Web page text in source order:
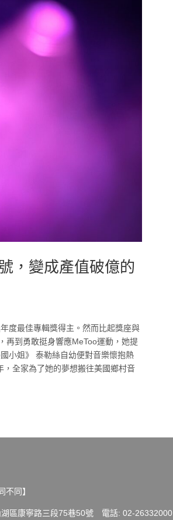
，變成產值破億的
度最佳專輯獎得主。然而比起獎座與
再到勇敢挺身響應MeToo運動，她提
小姐》 泰勒絲自幼便對音樂懷抱熱
全家為了她的夢想搬往美國鄉村音
不同】
區康寧路三段75巷50號 電話: 02-26332000